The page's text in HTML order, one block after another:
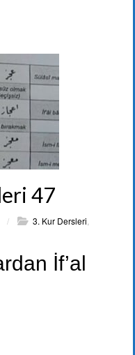
47
/ 3. Kur Dersleri
İf’al